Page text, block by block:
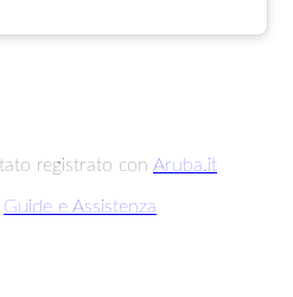
registrato con Aruba.it
Guide e Assistenza